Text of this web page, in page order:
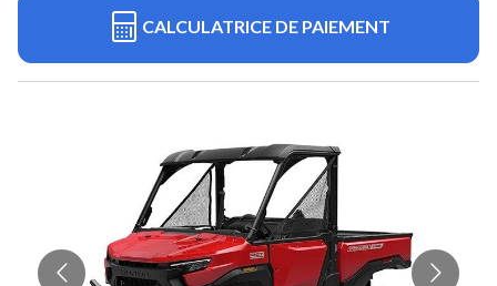
CALCULATRICE DE PAIEMENT